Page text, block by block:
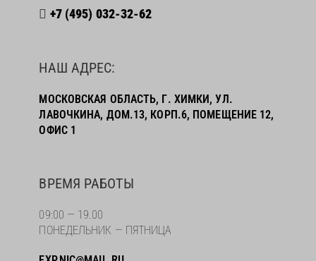
+7 (495) 032-32-62
НАШ АДРЕС:
МОСКОВСКАЯ ОБЛАСТЬ, Г. ХИМКИ, УЛ.
ЛАВОЧКИНА, ДОМ.13, КОРП.6, ПОМЕЩЕНИЕ 12,
ОФИС 1
ВРЕМЯ РАБОТЫ
09:00 — 19.00
ПОНЕДЕЛЬНИК — ПЯТНИЦА